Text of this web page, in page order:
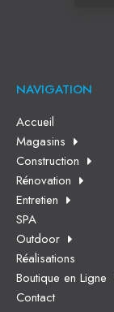
NAVIGATION
Accueil
Magasins
Construction
Rénovation
Entretien
SPA
Outdoor
Réalisations
Boutique en Ligne
Contact